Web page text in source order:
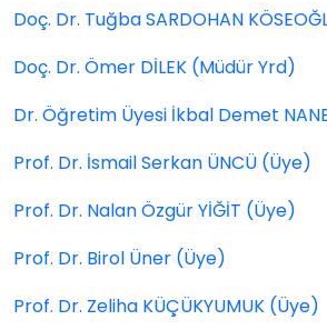
Doç. Dr. Tuğba SARDOHAN
Doç. Dr. Ömer DİLEK (Müdür Yrd)
Dr. Öğretim Üyesi İkbal Demet
Prof. Dr. İsmail Serkan ÜNCÜ (Üye)
Prof. Dr. Nalan Özgür YİĞİT (Üye)
Prof. Dr. Birol Üner (Üye)
Prof. Dr. Zeliha KÜÇÜKYUMUK (Üye)